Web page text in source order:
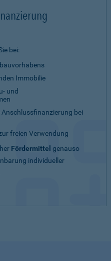
bei:
Immobilie
und
bei
freien Verwendung
Fördermittel genauso
individueller